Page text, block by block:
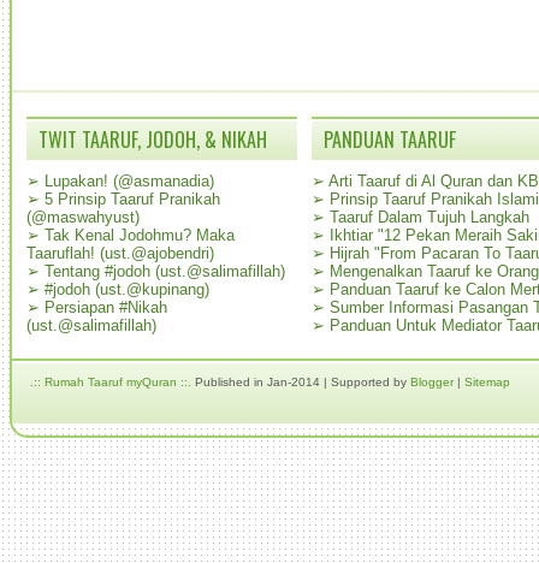
TWIT TAARUF, JODOH, & NIKAH
➢ Lupakan! (@asmanadia)
➢ 5 Prinsip Taaruf Pranikah
(@maswahyust)
➢ Tak Kenal Jodohmu? Maka
Taaruflah! (ust.@ajobendri)
➢ Tentang #jodoh (ust.@salimafillah)
➢ #jodoh (ust.@kupinang)
➢ Persiapan #Nikah
(ust.@salimafillah)
PANDUAN TAARUF
➢ Arti Taaruf di Al Quran dan
➢ Prinsip Taaruf Pranikah Islami
➢ Taaruf Dalam Tujuh Langkah
➢
Ikhtiar "12 Pekan Meraih
➢ Hijrah "From Pacaran To
➢ Mengenalkan Taaruf ke
➢ Panduan Taaruf ke Calon
➢ Sumber Informasi Pasangan
➢ Panduan Untuk Mediator
.:: Rumah Taaruf myQuran ::. Published in Jan-2014 | Supported by Blogger| Sitemap